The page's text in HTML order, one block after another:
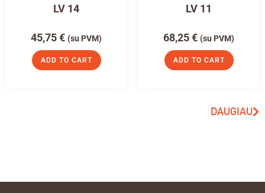
LV 14
45,75€ (su PVM)
ADD TO CART
LV 11
68,25€ (su PVM)
ADD TO CART
DAUGIAU